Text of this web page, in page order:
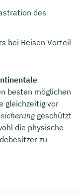
des
bei Reisen Vorteil
besten möglichen
gleichzeitig vor
geschützt
die physische
zu